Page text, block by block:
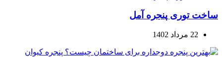
ساخت توری پنجره آمل
22 مرداد 1402